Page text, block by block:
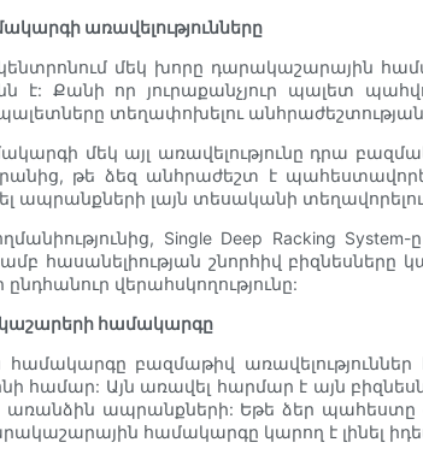
առավելությունները
մեկ խորը դարակաշարային
է: Քանի որ յուրաքանչյուր պալետ
տեղափոխելու
մեկ այլ առավելությունը դրա
թե ձեզ անհրաժեշտ է
ապրանքների լայն տեսականի
Single Deep Racking
հասանելիության շնորհիվ
վերահսկողությունը:
համակարգը
բազմաթիվ առավելություններ
Այն առավել հարմար է այն
առանձին ապրանքների: Եթե ձեր
համակարգը կարող է լինել